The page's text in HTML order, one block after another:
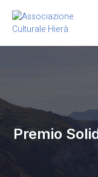
Premio